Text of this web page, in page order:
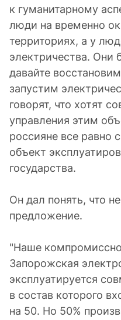
к гуманитарному
люди на временно
территориях, а у
электричества. Они
давайте
запустим
говорят, что хотят
управления этим
россияне все равно
объект
государства.
Он дал понять, что
предложение.
"Наше
Запорожская
эксплуатируется
в состав которого
на 50. Но 50%